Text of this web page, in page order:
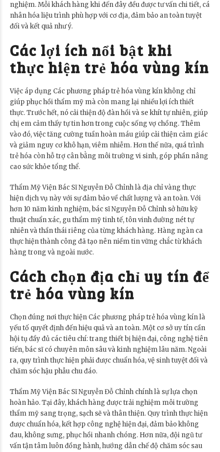
nghiệm. Mỗi khách hàng khi đến đây đều được tư vấn chi tiết, cá
nhân hóa liệu trình phù hợp với cơ địa, đảm bảo an toàn tuyệt
đối và kết quả như ý.
Các lợi ích nổi bật khi
thực hiện trẻ hóa vùng kín
Việc áp dụng Các phương pháp trẻ hóa vùng kín không chỉ
giúp phục hồi thẩm mỹ mà còn mang lại nhiều lợi ích thiết
thực. Trước hết, nó cải thiện độ đàn hồi và se khít tự nhiên, giúp
chị em cảm thấy tự tin hơn trong cuộc sống vợ chồng. Thêm
vào đó, việc tăng cường tuần hoàn máu giúp cải thiện cảm giác
và giảm nguy cơ khô hạn, viêm nhiễm. Hơn thế nữa, quá trình
trẻ hóa còn hỗ trợ cân bằng môi trường vi sinh, góp phần nâng
cao sức khỏe tổng thể.
Thẩm Mỹ Viện Bác Sĩ Nguyễn Đỗ Chỉnh là địa chỉ vàng thực
hiện dịch vụ này với sự đảm bảo về chất lượng và an toàn. Với
hơn 10 năm kinh nghiệm, bác sĩ Nguyễn Đỗ Chỉnh sở hữu kỹ
thuật chuẩn xác, gu thẩm mỹ tinh tế, tôn vinh đường nét tự
nhiên và thần thái riêng của từng khách hàng. Hàng ngàn ca
thực hiện thành công đã tạo nên niềm tin vững chắc từ khách
hàng trong và ngoài nước.
Cách chọn địa chỉ uy tín để
trẻ hóa vùng kín
Chọn đúng nơi thực hiện Các phương pháp trẻ hóa vùng kín là
yếu tố quyết định đến hiệu quả và an toàn. Một cơ sở uy tín cần
hội tụ đầy đủ các tiêu chí: trang thiết bị hiện đại, công nghệ tiên
tiến, bác sĩ có chuyên môn sâu và kinh nghiệm lâu năm. Ngoài
ra, quy trình thực hiện phải được chuẩn hóa, vệ sinh tuyệt đối và
chăm sóc hậu phẫu chu đáo.
Thẩm Mỹ Viện Bác Sĩ Nguyễn Đỗ Chỉnh chính là sự lựa chọn
hoàn hảo. Tại đây, khách hàng được trải nghiệm môi trường
thẩm mỹ sang trọng, sạch sẽ và thân thiện. Quy trình thực hiện
được chuẩn hóa, kết hợp công nghệ hiện đại, đảm bảo không
đau, không sưng, phục hồi nhanh chóng. Hơn nữa, đội ngũ tư
vấn tận tâm luôn đồng hành, hướng dẫn chế độ chăm sóc sau